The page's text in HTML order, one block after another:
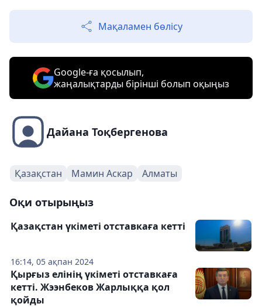
Мақаламен бөлісу
Google-ға қосылып,
жаңалықтарды бірінші болып оқыңыз
Дайана Тоқбергенова
Қазақстан Мамин Аскар Алматы
Оқи отырыңыз
16:14, 05 ақпан 2024
Қазақстан үкіметі отставкаға кетті
Қырғыз елінің үкіметі отставкаға
кетті. Жээнбеков Жарлыққа қол
қойды